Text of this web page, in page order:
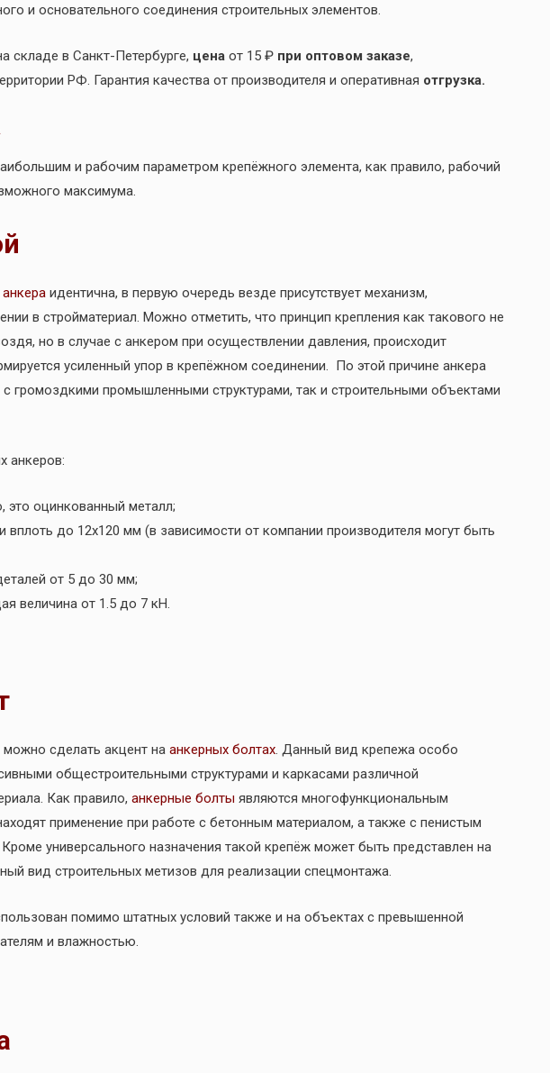
и основательного соединения строительных элементов.
складе в Санкт-Петербурге, цена от 15 ₽ при оптовом заказе,
РФ. Гарантия качества от производителя и оперативная отгрузка.
и рабочим параметром крепёжного элемента, как правило, рабочий
максимума.
идентична, в первую очередь везде присутствует механизм,
в стройматериал. Можно отметить, что принцип крепления как такового не
но в случае с анкером при осуществлении давления, происходит
усиленный упор в крепёжном соединении. По этой причине анкера
громоздкими промышленными структурами, так и строительными объектами
анкеров:
это оцинкованный металл;
вплоть до 12х120 мм (в зависимости от компании производителя могут быть
от 5 до 30 мм;
величина от 1.5 до 7 кН.
можно сделать акцент на анкерных болтах. Данный вид крепежа особо
общестроительными структурами и каркасами различной
Как правило, анкерные болты являются многофункциональным
применение при работе с бетонным материалом, а также с пенистым
универсального назначения такой крепёж может быть представлен на
вид строительных метизов для реализации спецмонтажа.
помимо штатных условий также и на объектах с превышенной
и влажностью.